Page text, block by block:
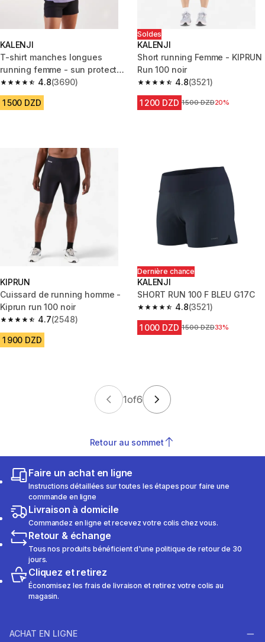
KALENJI
T-shirt manches longues
running femme - sun protect
violet
4.8
4.8 out of 5 stars from 3690 reviews
(3690)
1 500 DZD
Soldes
KALENJI
Short running Femme - KIPRUN
Run 100 noir
4.8
4.8 out of 5 stars from 3521
(3521)
1 200 DZD Prix avant la réduction
1 500 DZD20%
KIPRUN
Cuissard de running homme -
Kiprun run 100 noir
4.7
4.7 out of 5 stars from 2548 reviews
(2548)
1 900 DZD
Dernière chance
KALENJI
SHORT RUN 100 F BLEU G17C
4.8
4.8 out of 5 stars from 3521
(3521)
1 000 DZD Prix avant la réduction
1 500 DZD33%
1of6
Retour au sommet
Faire un achat en ligne
Instructions détaillées sur toutes les étapes pour faire une
commande en ligne
Livraison à domicile
Commandez en ligne et recevez votre colis chez vous.
Retour & échange
Tous nos produits bénéficient d'une politique de retour de 30
jours.
Cliquez et retirez
Économisez les frais de livraison et retirez votre colis au
magasin.
ACHAT EN LIGNE